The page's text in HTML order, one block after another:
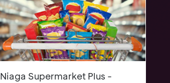
Niaga Supermarket Plus -